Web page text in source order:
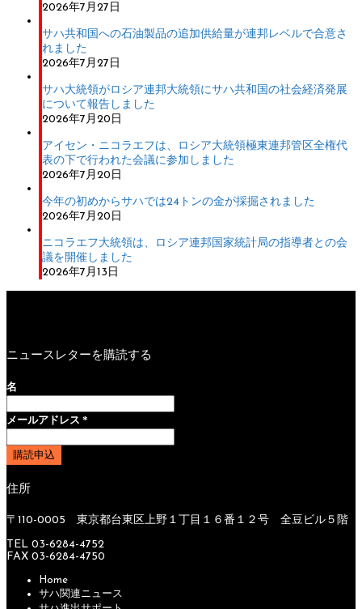
2026年7月27日
サハ共和国への石油製品の追加供給量が連邦レベルで合意さ
れました
2026年7月27日
サハ大統領がロシア連邦大統領にサハ共和国の社会経済発展
について報告しました
2026年7月20日
アイセン・ニコラエフは、ロシア大統領極東連邦管区全権代
表の下で行われた会議に参加しました
2026年7月20日
今年の初めからサハでは24トンの金が採掘されました
2026年7月20日
ニコラエフ大統領は、ロシア連邦国家統計局の指導者との会
議を開催しました
2026年7月13日
ニュースレターを購読する
名
メールアドレス *
住所
〒110-0005 東京都台東区上野１丁目１６番１２号 全豆ビル５階
TEL 03-6284-4752
FAX 03-6284-4750
Home
サハ関連ニュース